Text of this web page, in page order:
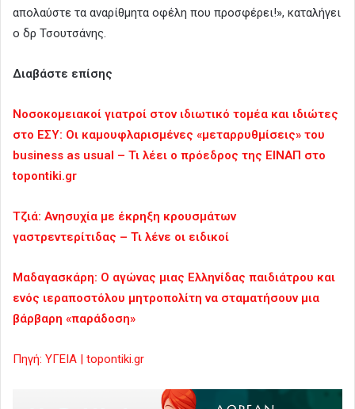
απολαύστε τα αναρίθμητα οφέλη που προσφέρει!», καταλήγει
ο δρ Τσουτσάνης.
Διαβάστε επίσης
Νοσοκομειακοί γιατροί στον ιδιωτικό τομέα και ιδιώτες
στο ΕΣΥ: Οι καμουφλαρισμένες «μεταρρυθμίσεις» του
business as usual – Τι λέει ο πρόεδρος της ΕΙΝΑΠ στο
topontiki.gr
Τζιά: Ανησυχία με έκρηξη κρουσμάτων
γαστρεντερίτιδας – Τι λένε οι ειδικοί
Μαδαγασκάρη: Ο αγώνας μιας Ελληνίδας παιδιάτρου και
ενός ιεραποστόλου μητροπολίτη να σταματήσουν μια
βάρβαρη «παράδοση»
Πηγή: ΥΓΕΙΑ | topontiki.gr